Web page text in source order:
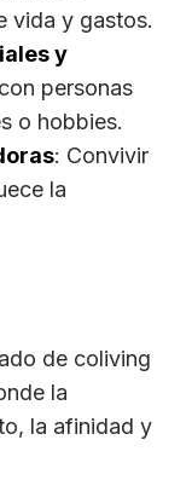
vida y gastos.
y
personas
o hobbies.
: Convivir
la
de coliving
la
la afinidad y